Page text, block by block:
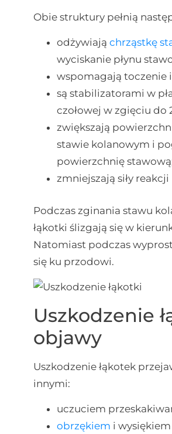
Obie struktury pełnią
odżywiają chrząstkę
wyciskanie płynu
wspomagają toczenie
są stabilizatorami w
czołowej w zgięciu do
zwiększają
stawie kolanowym i
powierzchnię
zmniejszają siły reakcji
Podczas zginania stawu
łąkotki ślizgają się w
Natomiast podczas
się ku przodowi.
Uszkodzenie
objawy
Uszkodzenie łąkotek
innymi:
uczuciem
obrzękiem i